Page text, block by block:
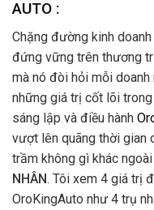
AUTO :
Chặng đường kinh
đứng vững trên thương
mà nó đòi hỏi mỗi
những giá trị cốt lõi
sáng lập và điều hành
vượt lên quãng thời gian
trầm không gì khác
NHÂN. Tôi xem 4 giá trị
OroKingAuto như 4 trụ